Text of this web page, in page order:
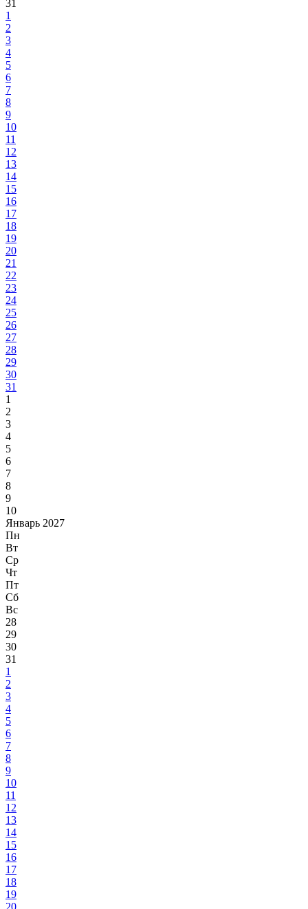
31
1
2
3
4
5
6
7
8
9
10
11
12
13
14
15
16
17
18
19
20
21
22
23
24
25
26
27
28
29
30
31
1
2
3
4
5
6
7
8
9
10
Январь 2027
Пн
Вт
Ср
Чт
Пт
Сб
Вс
28
29
30
31
1
2
3
4
5
6
7
8
9
10
11
12
13
14
15
16
17
18
19